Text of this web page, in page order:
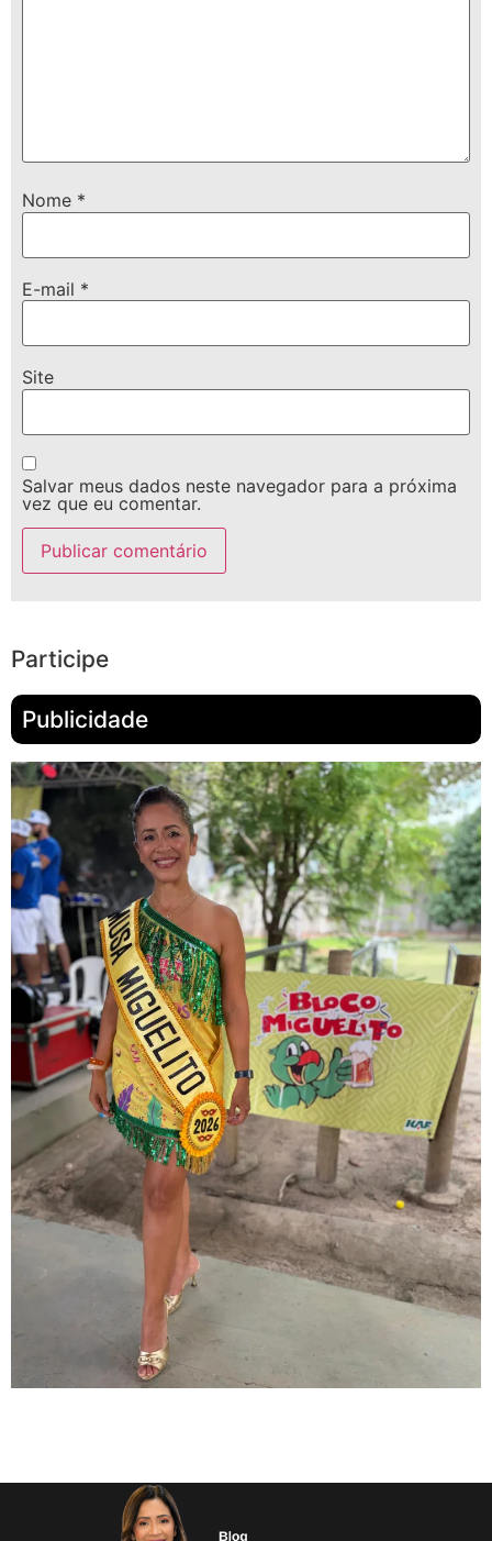
Nome *
E-mail *
Site
Salvar meus dados neste navegador para a próxima
vez que eu comentar.
Participe
Publicidade